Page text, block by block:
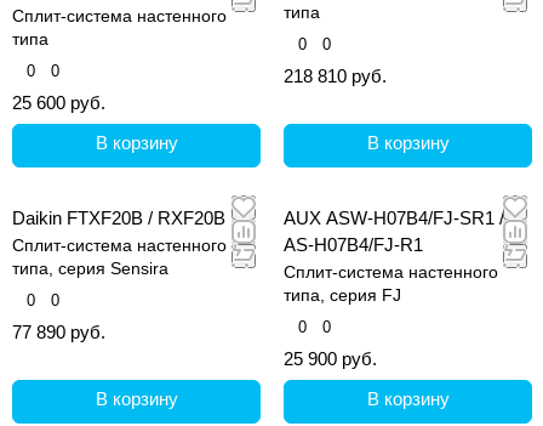
Сплит-система настенного
типа
0 0
25 600 руб.
В корзину
типа
0 0
218 810 руб.
В корзину
Daikin FTXF20B / RXF20B
Сплит-система настенного
типа, серия Sensira
0 0
77 890 руб.
В корзину
AUX ASW-H07B4/FJ-SR1 /
AS-H07B4/FJ-R1
Сплит-система настенного
типа, серия FJ
0 0
25 900 руб.
В корзину